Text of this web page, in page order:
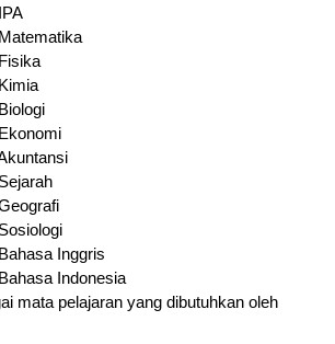
Inggris
Indonesia
mata pelajaran yang dibutuhkan oleh